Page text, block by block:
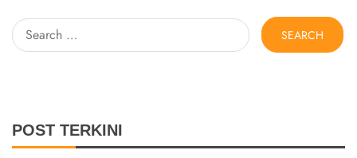
Search
for:
POST TERKINI